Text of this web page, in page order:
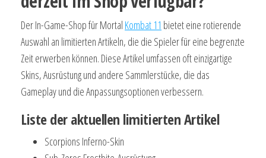
Der In-Game-Shop für Mortal Kombat 11 bietet eine rotierende
Auswahl an limitierten Artikeln, die die Spieler für eine begrenzte
Zeit erwerben können. Diese Artikel umfassen oft einzigartige
Skins, Ausrüstung und andere Sammlerstücke, die das
Gameplay und die Anpassungsoptionen verbessern.
Liste der aktuellen limitierten Artikel
Scorpions Inferno-Skin